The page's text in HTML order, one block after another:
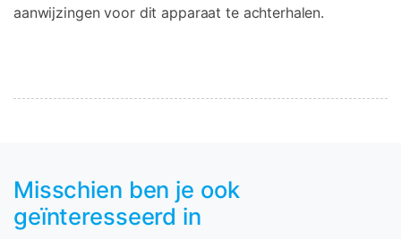
aanwijzingen voor dit apparaat te achterhalen.
Misschien ben je ook
geïnteresseerd in